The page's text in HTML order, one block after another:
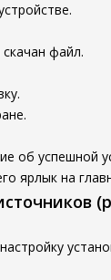
файл.
об успешной
ярлык на